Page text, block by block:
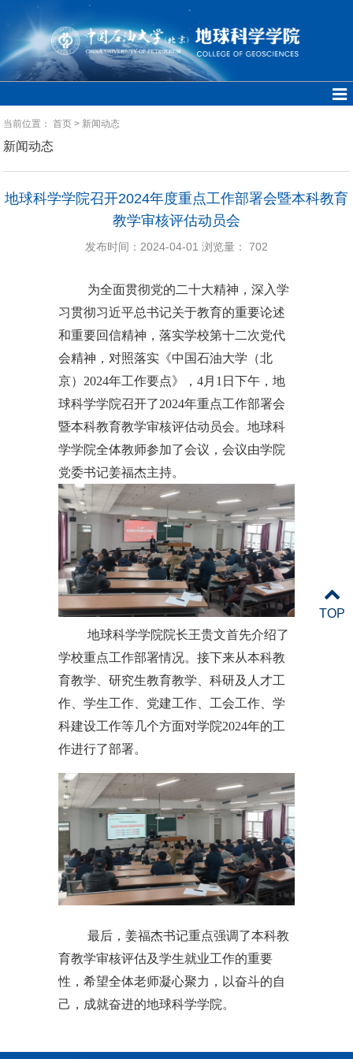
当前位置：首页 > 新闻动态
新闻动态
地球科学学院召开2024年度重点工作部署会暨本科教育
教学审核评估动员会
发布时间：2024-04-01 浏览量： 702
为全面贯彻党的二十大精神，深入学
习贯彻习近平总书记关于教育的重要论述
和重要回信精神，落实学校第十二次党代
会精神，对照落实《中国石油大学（北
京）2024年工作要点》，4月1日下午，地
球科学学院召开了2024年重点工作部署会
暨本科教育教学审核评估动员会。地球科
学学院全体教师参加了会议，会议由学院
党委书记姜福杰主持。
地球科学学院院长王贵文首先介绍了
学校重点工作部署情况。接下来从本科教
育教学、研究生教育教学、科研及人才工
作、学生工作、党建工作、工会工作、学
科建设工作等几个方面对学院2024年的工
作进行了部署。
最后，姜福杰书记重点强调了本科教
育教学审核评估及学生就业工作的重要
性，希望全体老师凝心聚力，以奋斗的自
己，成就奋进的地球科学学院。
TOP